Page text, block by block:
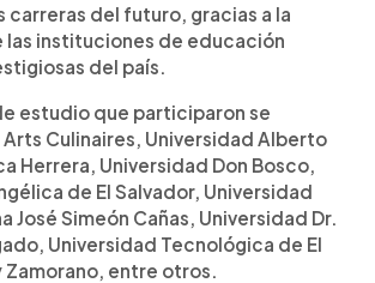
carreras del futuro, gracias a la
instituciones de educación
del país.
estudio que participaron se
Culinaires, Universidad Alberto
Herrera, Universidad Don Bosco,
de El Salvador, Universidad
José Simeón Cañas, Universidad Dr.
Universidad Tecnológica de El
Zamorano, entre otros.